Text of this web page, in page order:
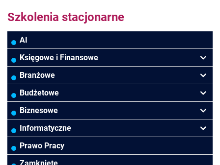
Szkolenia stacjonarne
AI
Księgowe i Finansowe
Podatki VAT/CIT/PIT
Rachunkowość
Finanse
Controlling
Rady Nadzorcze/Zarząd
Branżowe
Banki
Budowlana/Deweloperska
HoReCa
TSL
Budżetowe
Rachunkowość budżetowa
Kadry i płace
Prawo
Biznesowe
Przywództwo/Zarządzanie
Zarządzanie projektami/Procesami
Informatyczne
MS Excel/Makra/VBA
Prawo Pracy